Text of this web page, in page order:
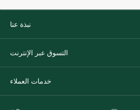
نبذة عنا
التسوق عبر الإنترنت
خدمات العملاء